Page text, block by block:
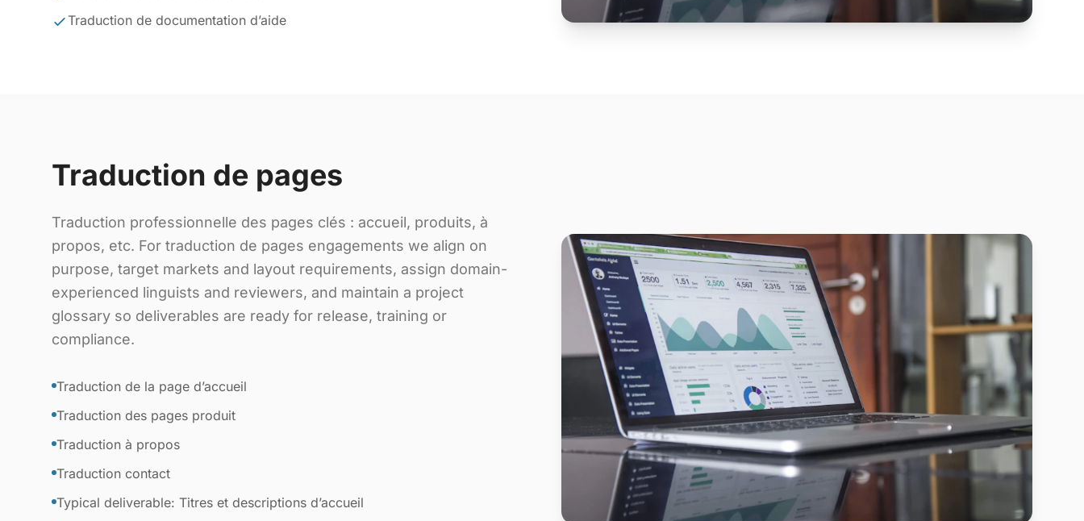
Traduction de documentation d’aide
Traduction de pages
Traduction professionnelle des pages clés : accueil, produits, à
propos, etc. For traduction de pages engagements we align on
purpose, target markets and layout requirements, assign domain-
experienced linguists and reviewers, and maintain a project
glossary so deliverables are ready for release, training or
compliance.
Traduction de la page d’accueil
Traduction des pages produit
Traduction à propos
Traduction contact
Typical deliverable: Titres et descriptions d’accueil